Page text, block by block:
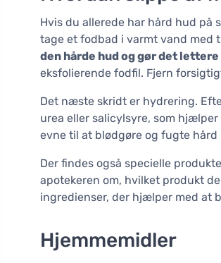
Hvis du allerede har hård hud på
tage et fodbad i varmt vand med
den hårde hud og gør det
eksfolierende fodfil. Fjern
Det næste skridt er hydrering.
urea eller salicylsyre, som
evne til at blødgøre og fugte
Der findes også specielle
apotekeren om, hvilket produkt
ingredienser, der hjælper med at
Hjemmemidler